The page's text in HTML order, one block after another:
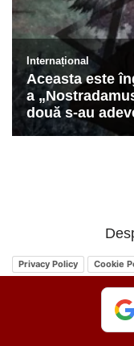
Privacy Policy Cookie